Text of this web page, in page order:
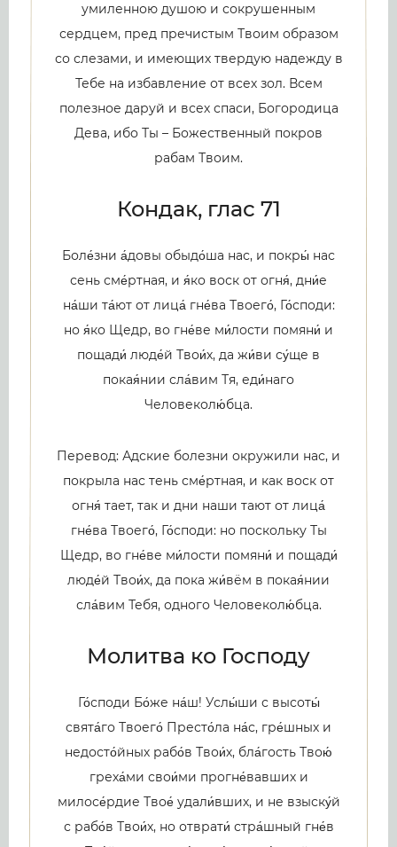
умиленною душою и сокрушенным
сердцем, пред пречистым Твоим образом
со слезами, и имеющих твердую надежду в
Тебе на избавление от всех зол. Всем
полезное даруй и всех спаси, Богородица
Дева, ибо Ты – Божественный покров
рабам Твоим.
Кондак, глас 71
Боле́зни а́довы обыдо́ша нас, и покры́ нас
сень сме́ртная, и я́ко воск от огня́, дни́е
на́ши та́ют от лица́ гне́ва Твоего́, Го́споди:
но я́ко Щедр, во гне́ве ми́лости помяни́ и
пощади́ люде́й Твои́х, да жи́ви су́ще в
покая́нии сла́вим Тя, еди́наго
Человеколю́бца.
Перевод: Адские болезни окружили нас, и
покрыла нас тень сме́ртная, и как воск от
огня́ тает, так и дни наши тают от лица́
гне́ва Твоего́, Го́споди: но поскольку Ты
Щедр, во гне́ве ми́лости помяни́ и пощади́
люде́й Твои́х, да пока жи́вём в покая́нии
сла́вим Тебя, одного Человеколю́бца.
Молитва ко Господу
Го́споди Бо́же на́ш! Услы́ши с высоты́
свята́го Твоего́ Престо́ла на́с, гре́шных и
недосто́йных рабо́в Твои́х, бла́гость Твою́
греха́ми свои́ми прогне́вавших и
милосе́рдие Твое́ удали́вших, и не взыску́й
с рабо́в Твои́х, но отврати́ стра́шный гне́в